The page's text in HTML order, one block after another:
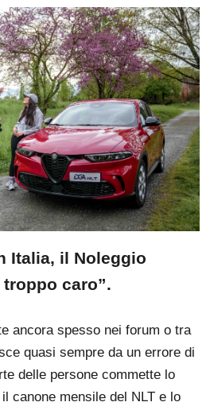
Italia, il Noleggio
caro”.
ancora spesso nei forum o tra
quasi sempre da un errore di
delle persone commette lo
canone mensile del NLT e lo